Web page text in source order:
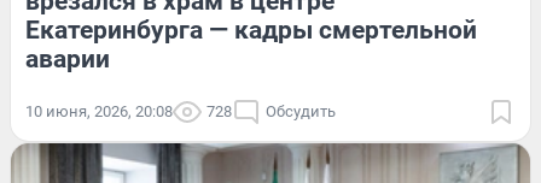
Екатеринбурга — кадры смертельной
аварии
10 июня, 2026, 20:08 728 Обсудить